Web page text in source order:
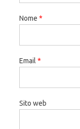
Nome *
Email *
Sito web